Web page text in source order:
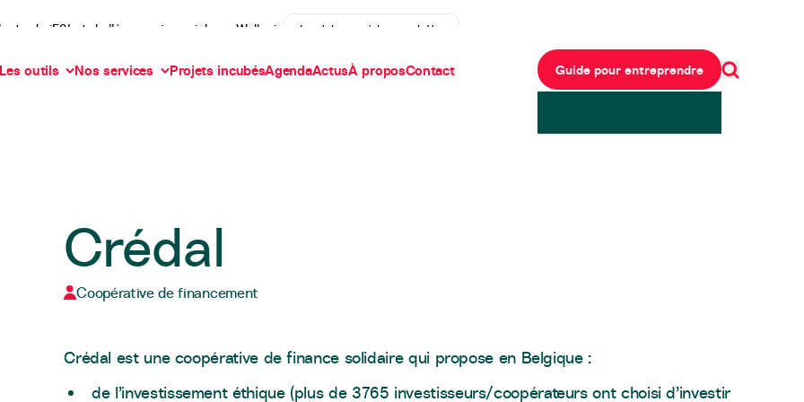
Les outils Nos services Projets incubésAgendaActusÀ proposContact Guide pour entreprendre
de iES! et de l’économie sociale en Wallonie Je m'abonne à la newsletter
Crédal
Coopérative de financement
Crédal est une coopérative de finance solidaire qui propose en Belgique :
de l’investissement éthique (plus de 3765 investisseurs/coopérateurs ont choisi d’investir